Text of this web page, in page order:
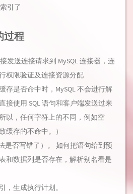
引了
过程
发送连接请求到 MySQL 连接器，连
权限验证及连接资源分配
存是否命中时，MySQL 不会进行解
接使用 SQL 语句和客户端发送过来
以，任何字符上的不同，例如空
缓存的不命中。）
是否写错了）。 如何把语句给到预
和数据列是否存在，解析别名看是
，生成执行计划。